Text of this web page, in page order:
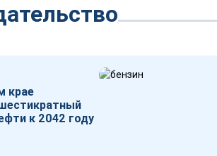
крае
к 2042 году